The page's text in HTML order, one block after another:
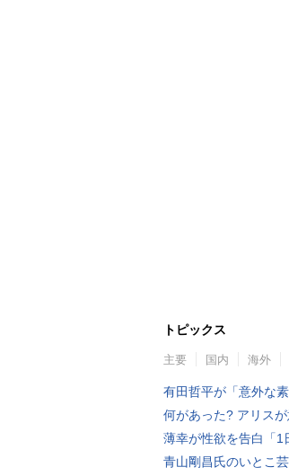
トピックス
主要 国内 海外
有田哲平が「意外な
何があった? アリス
薄幸が性欲を告白「1
青山剛昌氏のいとこ